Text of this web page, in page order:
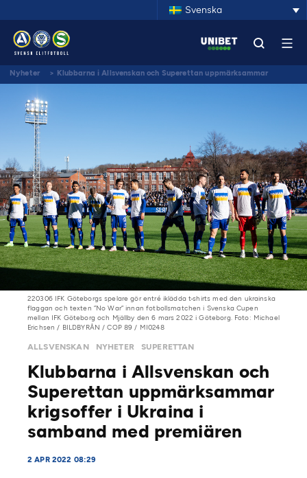
Svenska
Nyheter > Klubbarna i Allsvenskan och Superettan uppmärksammar
220306 IFK Göteborgs spelare gör entré iklädda t-shirts med den ukrainska
flaggan och texten ”No War” innan fotbollsmatchen i Svenska Cupen
mellan IFK Göteborg och Mjällby den 6 mars 2022 i Göteborg. Foto: Michael
Erichsen / BILDBYRÅN / COP 89 / MI0248
ALLSVENSKAN NYHETER SUPERETTAN
Klubbarna i Allsvenskan och
Superettan uppmärksammar
krigsoffer i Ukraina i
samband med premiären
2 APR 2022 08:29